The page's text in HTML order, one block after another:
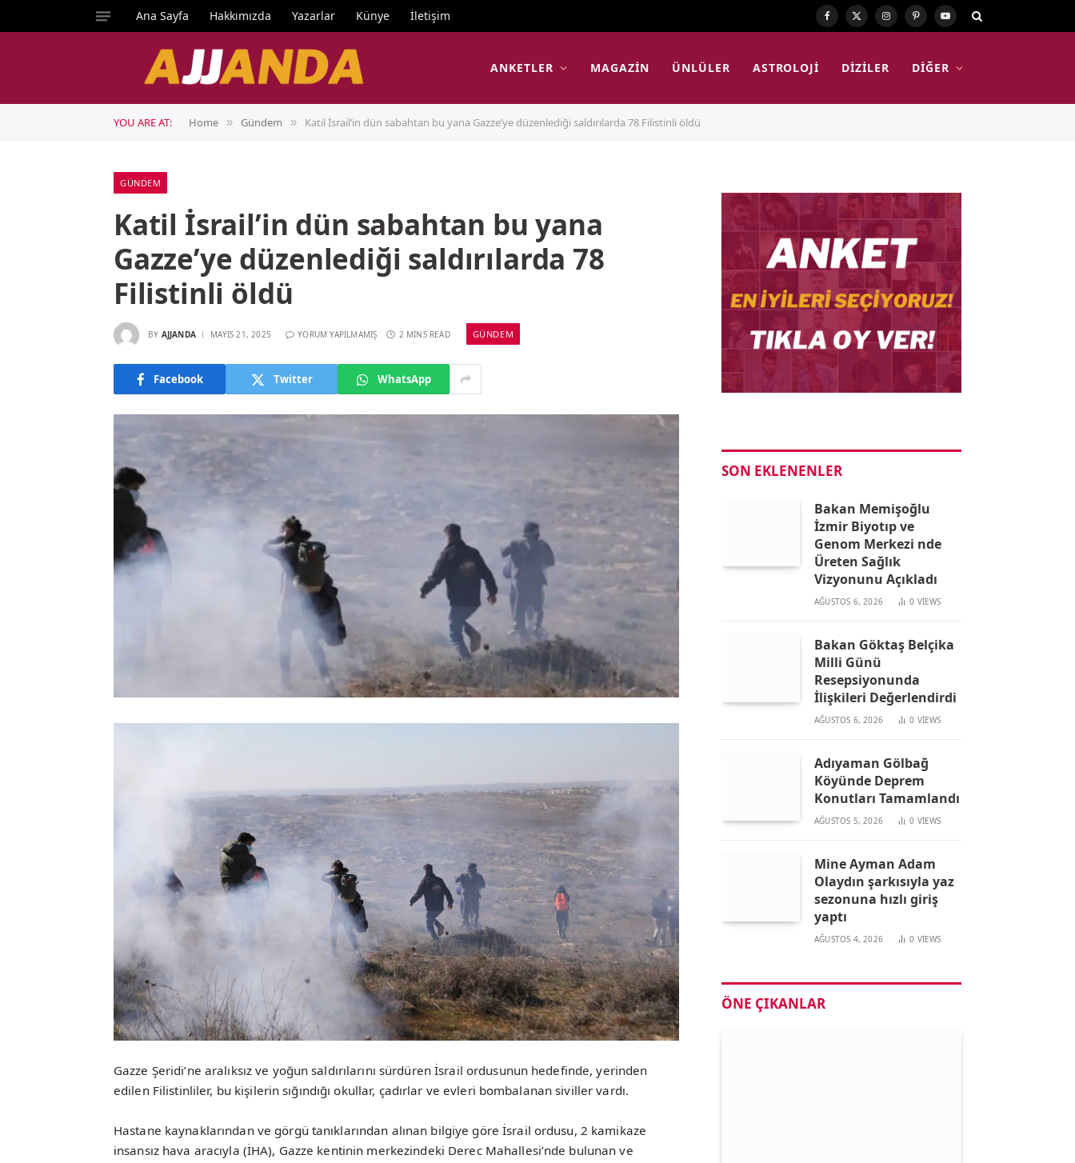
Ana Sayfa Hakkımızda Yazarlar Künye İletişim Facebook
X
Instagram
PinterestYouTube
ANKETLER MAGAZIN ÜNLÜLER ASTROLOJI DIZILER DIĞER
YOU ARE AT: Home » Gündem » Katil İsrail’in dün sabahtan bu yana Gazze’ye düzenlediği saldırılarda 78 Filistinli öldü
GÜNDEM
Katil İsrail’in dün sabahtan bu yana
Gazze’ye düzenlediği saldırılarda 78
Filistinli öldü
BY AJJANDA MAYIS 21, 2025 YORUM YAPILMAMIŞ 2 MINS READ GÜNDEM
Facebook Twitter WhatsApp
Gazze Şeridi’ne aralıksız ve yoğun saldırılarını sürdüren İsrail ordusunun hedefinde, yerinden
edilen Filistinliler, bu kişilerin sığındığı okullar, çadırlar ve evleri bombalanan siviller vardı.
Hastane kaynaklarından ve görgü tanıklarından alınan bilgiye göre İsrail ordusu, 2 kamikaze
insansız hava aracıyla (İHA), Gazze kentinin merkezindeki Derec Mahallesi’nde bulunan ve
SON EKLENENLER
Bakan Memişoğlu
İzmir Biyotıp ve
Genom Merkezi nde
Üreten Sağlık
Vizyonunu Açıkladı
AĞUSTOS 6, 2026 0 VIEWS
Bakan Göktaş Belçika
Milli Günü
Resepsiyonunda
İlişkileri Değerlendirdi
AĞUSTOS 6, 2026 0 VIEWS
Adıyaman Gölbağ
Köyünde Deprem
Konutları Tamamlandı
AĞUSTOS 5, 2026 0 VIEWS
Mine Ayman Adam
Olaydın şarkısıyla yaz
sezonuna hızlı giriş
yaptı
AĞUSTOS 4, 2026 0 VIEWS
ÖNE ÇIKANLAR